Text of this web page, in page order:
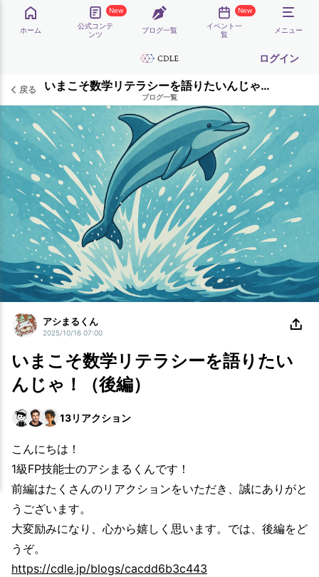
ホーム
New
公式コンテ
ンツ
ブログ一覧
New
イベント一
覧
メニュー
ログイン
戻る いまこそ数学リテラシーを語りたいんじゃ！（後編）
ブログ一覧
アシまるくん
2025/10/16 07:00
いまこそ数学リテラシーを語りたい
んじゃ！（後編）
13リアクション
こんにちは！
1級FP技能士のアシまるくんです！
前編はたくさんのリアクションをいただき、誠にありがと
うございます。
大変励みになり、心から嬉しく思います。では、後編をど
うぞ。
https://cdle.jp/blogs/cacdd6b3c443